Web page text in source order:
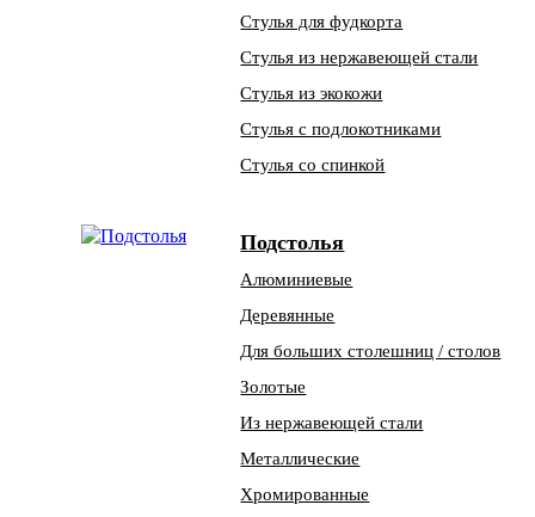
Стулья для фудкорта
Стулья из нержавеющей стали
Стулья из экокожи
Стулья с подлокотниками
Стулья со спинкой
Подстолья
Алюминиевые
Деревянные
Для больших столешниц / столов
Золотые
Из нержавеющей стали
Металлические
Хромированные